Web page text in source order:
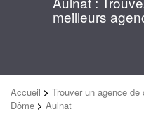
meilleurs
Accueil > Trouver un agence
Dôme > Aulnat